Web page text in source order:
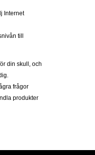
Internet
till
din skull, och
frågor
produkter